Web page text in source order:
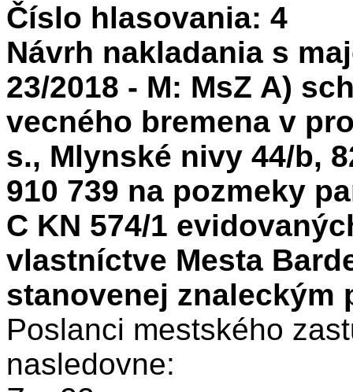
Číslo hlasovania: 4
Návrh nakladania s
23/2018 - M: MsZ A)
vecného bremena v
s., Mlynské nivy 44/b,
910 739 na pozmeky
C KN 574/1
vlastníctve Mesta
stanovenej znaleckým
Poslanci mestského
nasledovne: